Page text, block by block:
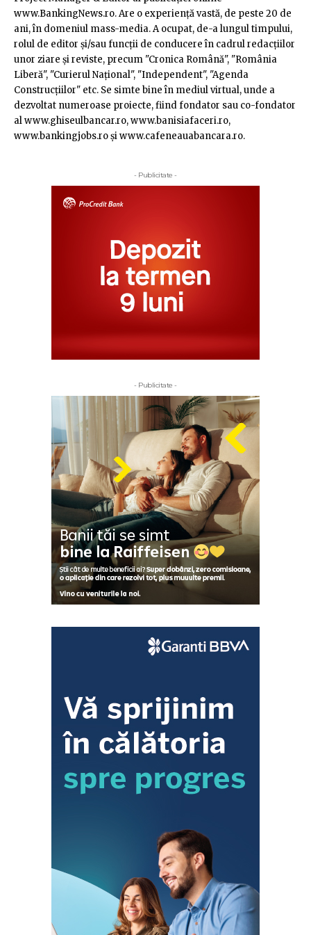
www.BankingNews.ro. Are o experienţă vastă, de peste 20 de
ani, în domeniul mass-media. A ocupat, de-a lungul timpului,
rolul de editor şi/sau funcţii de conducere în cadrul redacţiilor
unor ziare şi reviste, precum "Cronica Română", "România
Liberă", "Curierul Naţional", "Independent", "Agenda
Construcţiilor" etc. Se simte bine în mediul virtual, unde a
dezvoltat numeroase proiecte, fiind fondator sau co-fondator
al www.ghiseulbancar.ro, www.banisiafaceri.ro,
www.bankingjobs.ro şi www.cafeneauabancara.ro.
- Publicitate -
- Publicitate -